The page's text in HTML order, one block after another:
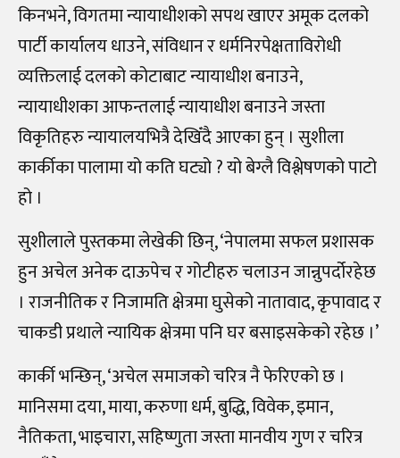
किनभने, विगतमा न्यायाधीशको सपथ खाएर अमूक दलको
पार्टी कार्यालय धाउने, संविधान र धर्मनिरपेक्षताविरोधी
व्यक्तिलाई दलको कोटाबाट न्यायाधीश बनाउने,
न्यायाधीशका आफन्तलाई न्यायाधीश बनाउने जस्ता
विकृतिहरु न्यायालयभित्रै देखिँदै आएका हुन् । सुशीला
कार्कीका पालामा यो कति घट्यो ? यो बेग्लै विश्लेषणको पाटो
हो ।
सुशीलाले पुस्तकमा लेखेकी छिन्, ‘नेपालमा सफल प्रशासक
हुन अचेल अनेक दाऊपेच र गोटीहरु चलाउन जान्नुपर्दोरहेछ
। राजनीतिक र निजामति क्षेत्रमा घुसेको नातावाद, कृपावाद र
चाकडी प्रथाले न्यायिक क्षेत्रमा पनि घर बसाइसकेको रहेछ ।’
कार्की भन्छिन्, ‘अचेल समाजको चरित्र नै फेरिएको छ ।
मानिसमा दया, माया, करुणा धर्म, बुद्धि, विवेक, इमान,
नैतिकता, भाइचारा, सहिष्णुता जस्ता मानवीय गुण र चरित्र